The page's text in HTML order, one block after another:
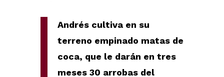
Andrés cultiva en su
terreno empinado matas de
coca, que le darán en tres
meses 30 arrobas del